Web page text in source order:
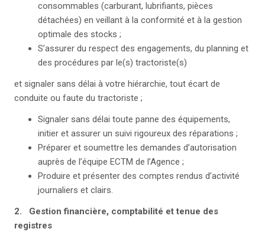
consommables (carburant, lubrifiants, pièces
détachées) en veillant à la conformité et à la gestion
optimale des stocks ;
S’assurer du respect des engagements, du planning et
des procédures par le(s) tractoriste(s)
et signaler sans délai à votre hiérarchie, tout écart de
conduite ou faute du tractoriste ;
Signaler sans délai toute panne des équipements,
initier et assurer un suivi rigoureux des réparations ;
Préparer et soumettre les demandes d’autorisation
auprès de l’équipe ECTM de l’Agence ;
Produire et présenter des comptes rendus d’activité
journaliers et clairs.
2. Gestion financière, comptabilité et tenue des
registres